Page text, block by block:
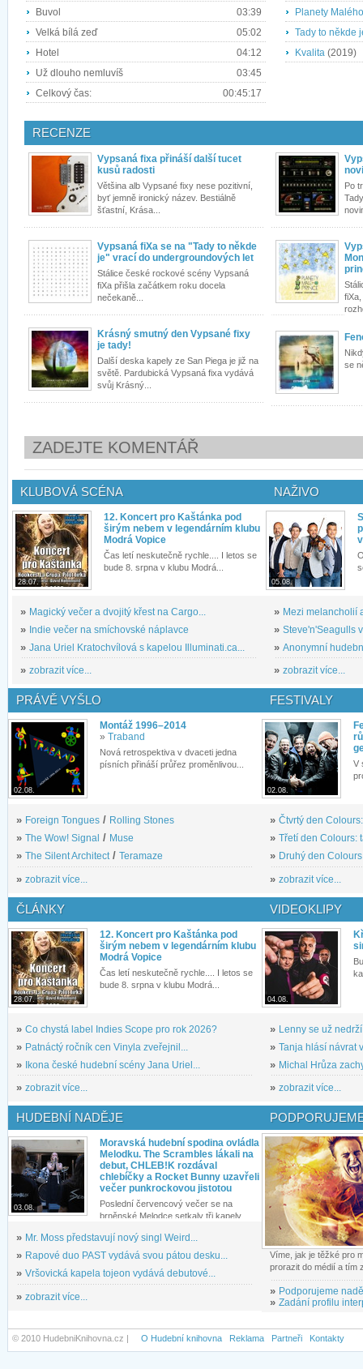
Buvol
03:39
Velká bílá zeď
05:02
Hotel
04:12
Už dlouho nemluvíš
03:45
Celkový čas:
00:45:17
Planety
Tady to někde
Kvalita (2019)
RECENZE
Vypsaná fixa přináší další tucet
kusů radosti
Většina alb Vypsané fixy nese pozitivní,
byť jemně ironický název. Bestiálně
šťastní, Krása...
Po
Vypsaná fiXa se na "Tady to někde
je" vrací do undergroundových let
Stálice české rockové scény Vypsaná
fiXa přišla začátkem roku docela
nečekaně...
Krásný smutný den Vypsané fixy
je tady!
Další deska kapely ze San Piega je již na
světě. Pardubická Vypsaná fixa vydává
svůj Krásný...
se
ZADEJTE KOMENTÁŘ
KLUBOVÁ SCÉNA
28.07.
12. Koncert pro Kaštánka pod
širým nebem v legendárním klubu
Modrá Vopice
Čas letí neskutečně rychle.... I letos se
bude 8. srpna v klubu Modrá...
» Magický večer a dvojitý křest na Cargo...
» Indie večer na smíchovské náplavce
» Jana Uriel Kratochvílová s kapelou Illuminati.ca...
» zobrazit více...
NAŽIVO
05.08.
» Mezi melancholií
» Steve'n'Seagulls
» Anonymní
» zobrazit více...
PRÁVĚ VYŠLO
02.08.
Montáž 1996–2014
» Traband
Nová retrospektiva v dvaceti jedna
písních přináší průřez proměnlivou...
» Foreign Tongues / Rolling Stones
» The Wow! Signal / Muse
» The Silent Architect/ Teramaze
» zobrazit více...
FESTIVALY
02.08.
V
» Čtvrtý den
» Třetí den Colours:
» Druhý den
» zobrazit více...
ČLÁNKY
28.07.
12. Koncert pro Kaštánka pod
širým nebem v legendárním klubu
Modrá Vopice
Čas letí neskutečně rychle.... I letos se
bude 8. srpna v klubu Modrá...
» Co chystá label Indies Scope pro rok 2026?
» Patnáctý ročník cen Vinyla zveřejnil...
» Ikona české hudební scény Jana Uriel...
» zobrazit více...
VIDEOKLIPY
04.08.
» Lenny se už
» Tanja hlásí návrat
» Michal Hrůza
» zobrazit více...
HUDEBNÍ NADĚJE
03.08.
Moravská hudební spodina ovládla
Melodku. The Scrambles lákali na
debut, CHLEB!K rozdával
chlebíčky a Rocket Bunny uzavřeli
večer punkrockovou jistotou
Poslední červencový večer se na
brněnské Melodce setkaly tři kapely...
» Mr. Moss představují nový singl Weird...
» Rapové duo PAST vydává svou pátou desku...
» Vršovická kapela tojeon vydává debutové...
» zobrazit více...
Víme, jak je těžké pro
prorazit do médií a tím
» Podporujeme
» Zadání profilu
© 2010 HudebniKnihovna.cz | O Hudební knihovna Reklama Partneři Kontakty